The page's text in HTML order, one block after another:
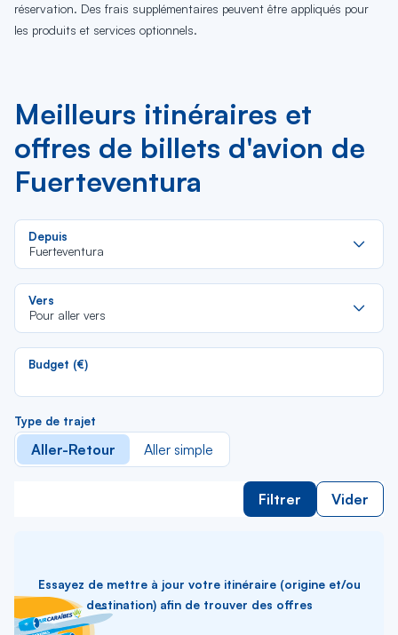
réservation. Des frais supplémentaires peuvent être appliqués pour
les produits et services optionnels.
Meilleurs itinéraires et
offres de billets d'avion de
Fuerteventura
Depuis
Fuerteventura
Vers
Pour aller vers
Budget (€)
Type de trajet
Aller-Retour Aller simple
Filtrer Vider
Essayez de mettre à jour votre itinéraire (origine et/ou
destination) afin de trouver des offres